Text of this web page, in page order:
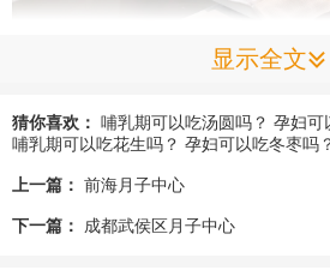
显示全文
爱帝宫位于福田区核心地段，交通便利
月子中心设计温馨舒适，房间类型多样
不等，确保每位入住的新妈妈都能找到
猜你喜欢： 哺乳期可以吃汤圆吗？ 孕妇可
哺乳期可以吃花生吗？ 孕妇可以吃冬枣吗
上一篇： 前海月子中心
下一篇： 成都武侯区月子中心